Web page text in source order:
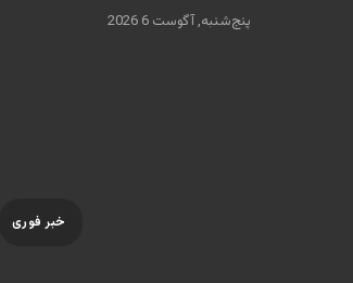
پنج‌شنبه, آگوست 6 2026
خبر فوری